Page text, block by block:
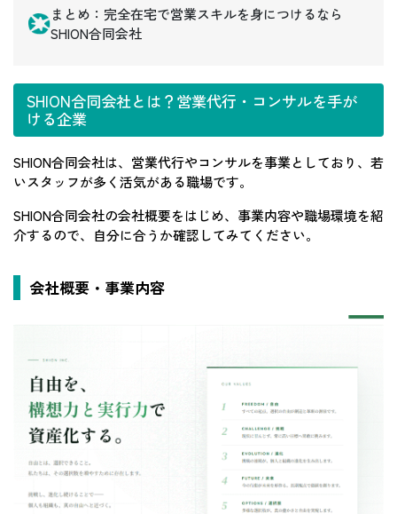
まとめ：完全在宅で営業スキルを身につけるなら
SHION合同会社
SHION合同会社とは？営業代行・コンサルを手が
ける企業
SHION合同会社は、営業代行やコンサルを事業としており、若
いスタッフが多く活気がある職場です。
SHION合同会社の会社概要をはじめ、事業内容や職場環境を紹
介するので、自分に合うか確認してみてください。
会社概要・事業内容